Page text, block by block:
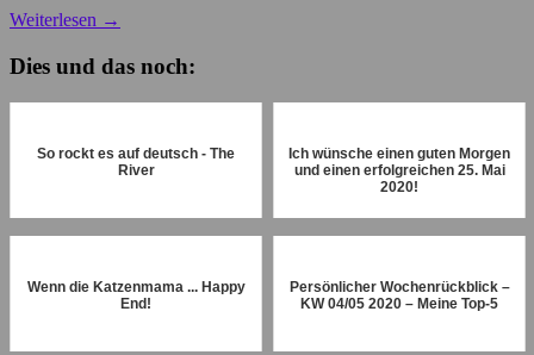
Weiterlesen →
Dies und das noch:
So rockt es auf deutsch - The
River
Ich wünsche einen guten Morgen
und einen erfolgreichen 25. Mai
2020!
Wenn die Katzenmama ... Happy
End!
Persönlicher Wochenrückblick –
KW 04/05 2020 – Meine Top-5